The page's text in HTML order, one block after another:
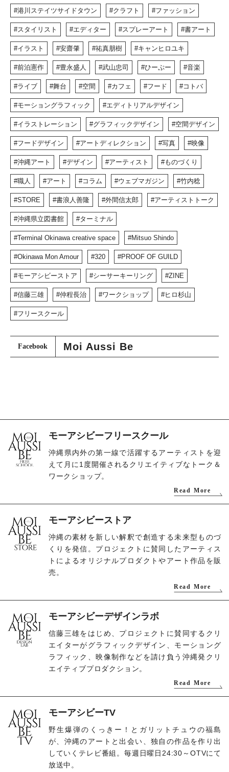
港川ステイツサイドタウン クラフト ファッション
スタイリスト エディター スプレーアート 書アート
イラスト 安齋肇 祐真朋樹 キャンヒロユキ
前泊憲作 豊永盛人 武山忠司 ひーぷー 音楽
ライブ 舞台 空間 カフェ フード コトバ
モーショングラフィック エディトリアルデザイン
イラストレーション グラフィックデザイン 空間デザイン
フードデザイン アートディレクション 写真 映像
沖縄アート デザイン アーティスト ものづくり
職人 アート コラム ウェブマガジン 竹内稔
STORE 書浪人善隆 外間信太郎 アーティストトーク
沖縄県立図書館 ターミナル
Terminal Okinawa creative space Mitsuo Shindo
Okinawa Mon Amour 320 PROOF OF GUILD
モーアシビーストア シーサーキーリング ZINE
信藤三雄 仲程長治 ワークショップ ヒロ杉山
フリースクール
Moi Aussi Be
Facebook
モーアシビーフリースクール
沖縄県内外の第一線で活躍するアーティストを迎
えて月に1度開催されるクリエイティブなトーク＆
ワークショップ。
Read More
モーアシビーストア
沖縄の素材を新しい解釈で創造する未来型ものづ
くりを発信。プロジェクトに賛同したアーティス
トによるオリジナルプロダクトやアート作品を販
売。
Read More
モーアシビーデザインラボ
信藤三雄をはじめ、プロジェクトに賛同するクリ
エイターがグラフィックデザイン、モーショング
ラフィック、映像制作などを請け負う沖縄発クリ
エイティブプロダクション。
Read More
モーアシビーTV
野生爆弾のくっきー！とガリットチュウの福島
が、沖縄のアートと出会い、独自の作品を作り出
していくテレビ番組。毎週日曜日24:30～OTVにて
放送中。